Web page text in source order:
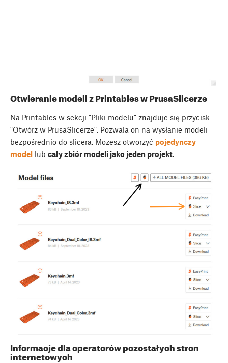
Otwieranie modeli z Printables w PrusaSlicerze
Na Printables w sekcji "Pliki modelu" znajduje się przycisk
"Otwórz w PrusaSlicerze". Pozwala on na wysłanie modeli
bezpośrednio do slicera. Możesz otworzyć pojedynczy
model lub cały zbiór modeli jako jeden projekt.
Informacje dla operatorów pozostałych stron
internetowych